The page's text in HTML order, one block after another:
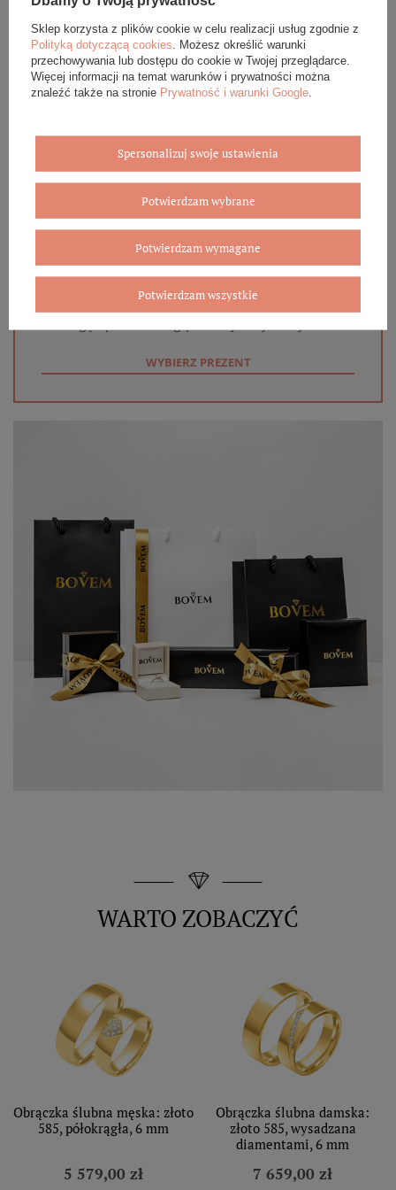
OPINIE (0)
GWARANCJA
Eleganckie opakowanie gratis
Biżuterię i zegarki zakupione w sklepie internetowym
BOVEM otrzymasz jako gotowy do wręczenia upominek. Do
każdego zamówienia dołączamy pudełko ze skóry
WYBIERZ PREZENT
WARTO ZOBACZYĆ
Obrączka ślubna męska: złoto
585, półokrągła, 6 mm
5 579,00 zł
Obrączka ślubna damska:
złoto 585, wysadzana
diamentami, 6 mm
7 659,00 zł
Sklep korzysta z plików cookie w celu realizacji usług zgodnie z
Polityką dotyczącą cookies . Możesz określić warunki
przechowywania lub dostępu do cookie w Twojej przeglądarce.
Więcej informacji na temat warunków i prywatności można
znaleźć także na stronie Prywatność i warunki Google
Spersonalizuj swoje ustawienia
Potwierdzam wybrane
Potwierdzam wymagane
Potwierdzam wszystkie